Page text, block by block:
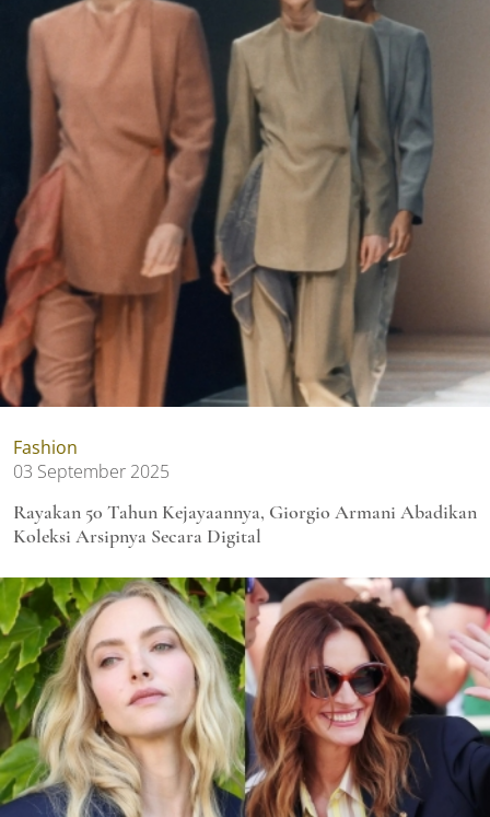
Fashion
03 September 2025
Rayakan 50 Tahun Kejayaannya, Giorgio Armani Abadikan
Koleksi Arsipnya Secara Digital